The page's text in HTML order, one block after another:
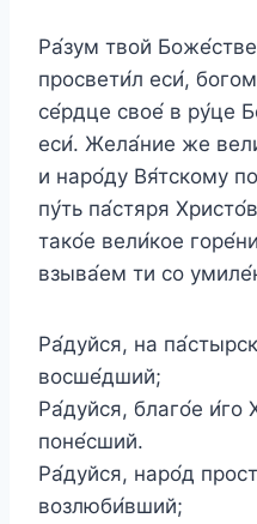
Ра́зум твой
просвети́л еси́,
се́рдце свое́ в ру́це
еси́. Жела́ние же
и наро́ду Вя́тскому
пу́ть па́стяря
тако́е вели́кое
взыва́ем ти со
Ра́дуйся, на
восше́дший;
Ра́дуйся, благо́е и́го
поне́сший.
Ра́дуйся, наро́д
возлюби́вший;